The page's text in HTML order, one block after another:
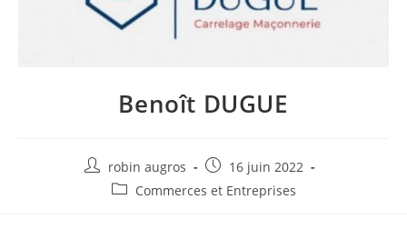
Benoît DUGUE
robin augros
16 juin 2022
Commerces et Entreprises